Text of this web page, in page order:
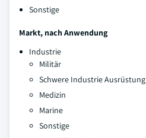
Sonstige
Markt, nach Anwendung
Industrie
Militär
Schwere Industrie Ausrüstung
Medizin
Marine
Sonstige